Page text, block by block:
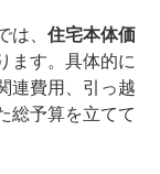
、 住宅本体価
ます。具体的に
連費用、引っ越
総予算を立てて